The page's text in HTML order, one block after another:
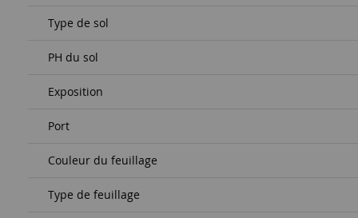
Type de sol
PH du sol
Exposition
Port
Couleur du feuillage
Type de feuillage